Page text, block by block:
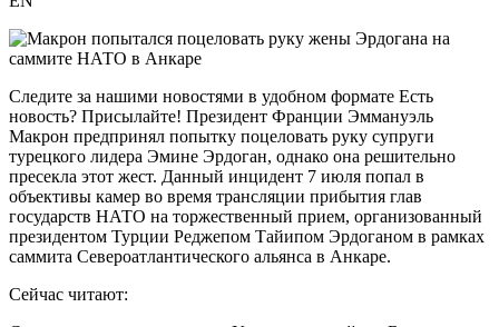
Следите за нашими новостями в удобном формате Есть
новость? Присылайте! Президент Франции Эммануэль
Макрон предпринял попытку поцеловать руку супруги
турецкого лидера Эмине Эрдоган, однако она решительно
пресекла этот жест. Данный инцидент 7 июля попал в
объективы камер во время трансляции прибытия глав
государств НАТО на торжественный прием, организованный
президентом Турции Реджепом Тайипом Эрдоганом в рамках
саммита Североатлантического альянса в Анкаре.
Сейчас читают: